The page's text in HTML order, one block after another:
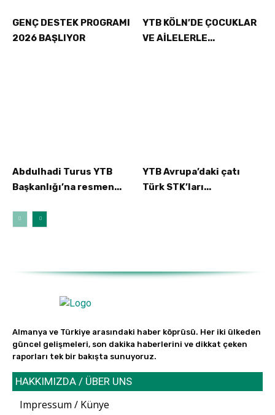
GENÇ DESTEK PROGRAMI
2026 BAŞLIYOR
YTB KÖLN’DE ÇOCUKLAR
VE AİLELERLE...
Abdulhadi Turus YTB
Başkanlığı’na resmen...
YTB Avrupa’daki çatı
Türk STK’ları...
Almanya ve Türkiye arasındaki haber köprüsü. Her iki ülkeden
güncel gelişmeleri, son dakika haberlerini ve dikkat çeken
raporları tek bir bakışta sunuyoruz.
HAKKIMIZDA / ÜBER UNS
Impressum / Künye